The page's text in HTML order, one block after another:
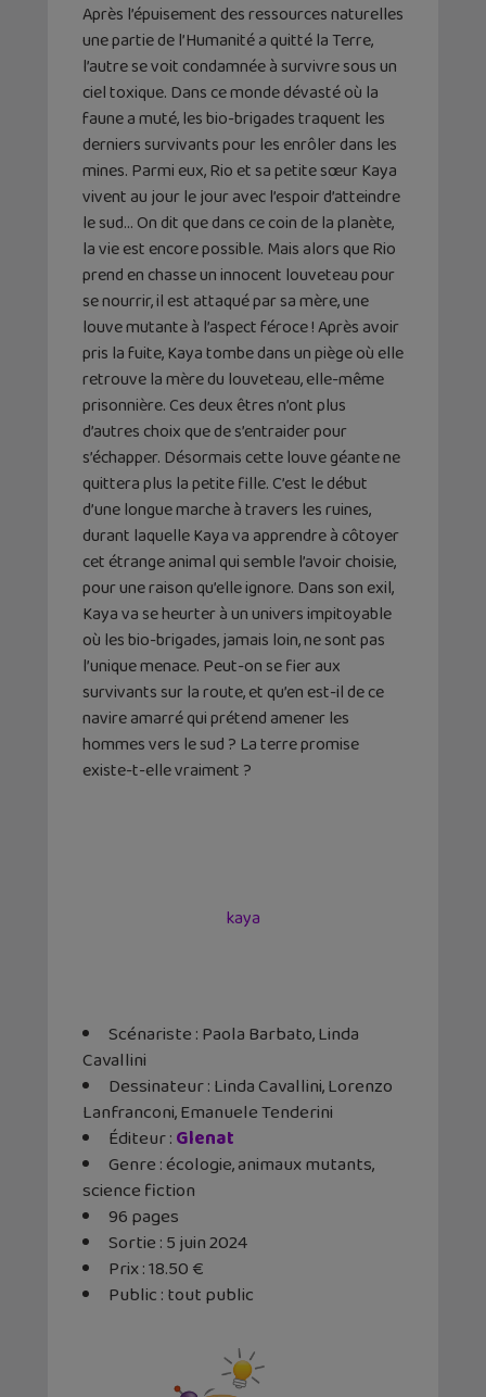
Après l’épuisement des ressources naturelles
une partie de l’Humanité a quitté la Terre,
l’autre se voit condamnée à survivre sous un
ciel toxique. Dans ce monde dévasté où la
faune a muté, les bio-brigades traquent les
derniers survivants pour les enrôler dans les
mines. Parmi eux, Rio et sa petite sœur Kaya
vivent au jour le jour avec l’espoir d’atteindre
le sud… On dit que dans ce coin de la planète,
la vie est encore possible. Mais alors que Rio
prend en chasse un innocent louveteau pour
se nourrir, il est attaqué par sa mère, une
louve mutante à l’aspect féroce ! Après avoir
pris la fuite, Kaya tombe dans un piège où elle
retrouve la mère du louveteau, elle-même
prisonnière. Ces deux êtres n’ont plus
d’autres choix que de s’entraider pour
s’échapper. Désormais cette louve géante ne
quittera plus la petite fille. C’est le début
d’une longue marche à travers les ruines,
durant laquelle Kaya va apprendre à côtoyer
cet étrange animal qui semble l’avoir choisie,
pour une raison qu’elle ignore. Dans son exil,
Kaya va se heurter à un univers impitoyable
où les bio-brigades, jamais loin, ne sont pas
l’unique menace. Peut-on se fier aux
survivants sur la route, et qu’en est-il de ce
navire amarré qui prétend amener les
hommes vers le sud ? La terre promise
existe-t-elle vraiment ?
kaya
Scénariste : Paola Barbato, Linda
Cavallini
Dessinateur : Linda Cavallini, Lorenzo
Lanfranconi, Emanuele Tenderini
Éditeur ‏:Glenat
Genre : écologie, animaux mutants,
science fiction
96 pages
Sortie : 5 juin 2024
Prix : 18.50 €
Public : tout public